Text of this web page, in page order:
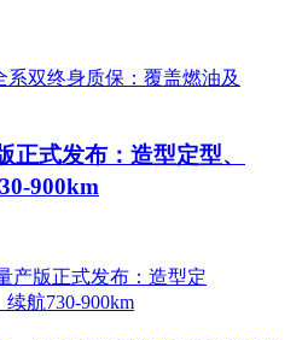
正式发布：造型定型、
900km